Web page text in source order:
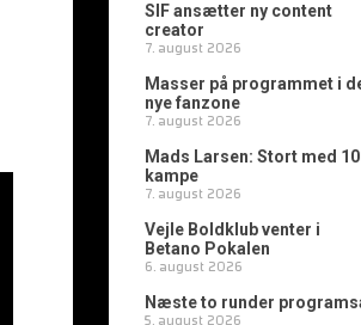
SIF ansætter ny content
creator
7. august 2026
Masser på programmet i
nye fanzone
7. august 2026
Mads Larsen: Stort med
kampe
7. august 2026
Vejle Boldklub venter i
Betano Pokalen
6. august 2026
Næste to runder
5. august 2026